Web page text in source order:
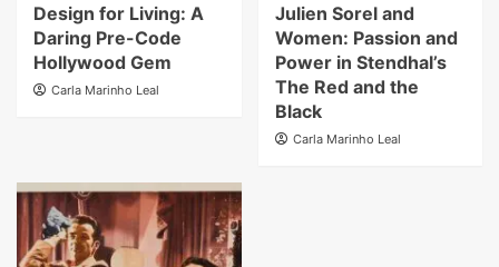
Design for Living: A
Daring Pre-Code
Hollywood Gem
Carla Marinho Leal
Julien Sorel and
Women: Passion and
Power in Stendhal’s
The Red and the
Black
Carla Marinho Leal